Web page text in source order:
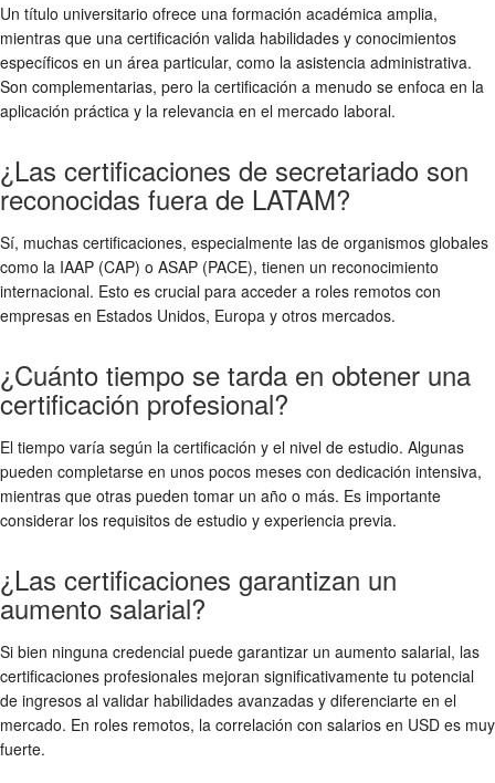
Un título universitario ofrece una formación académica amplia,
mientras que una certificación valida habilidades y conocimientos
específicos en un área particular, como la asistencia administrativa.
Son complementarias, pero la certificación a menudo se enfoca en la
aplicación práctica y la relevancia en el mercado laboral.
¿Las certificaciones de secretariado son
reconocidas fuera de LATAM?
Sí, muchas certificaciones, especialmente las de organismos globales
como la IAAP (CAP) o ASAP (PACE), tienen un reconocimiento
internacional. Esto es crucial para acceder a roles remotos con
empresas en Estados Unidos, Europa y otros mercados.
¿Cuánto tiempo se tarda en obtener una
certificación profesional?
El tiempo varía según la certificación y el nivel de estudio. Algunas
pueden completarse en unos pocos meses con dedicación intensiva,
mientras que otras pueden tomar un año o más. Es importante
considerar los requisitos de estudio y experiencia previa.
¿Las certificaciones garantizan un
aumento salarial?
Si bien ninguna credencial puede garantizar un aumento salarial, las
certificaciones profesionales mejoran significativamente tu potencial
de ingresos al validar habilidades avanzadas y diferenciarte en el
mercado. En roles remotos, la correlación con salarios en USD es muy
fuerte.